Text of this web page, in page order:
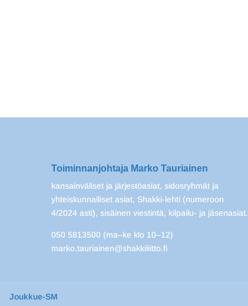
Toiminnanjohtaja Marko Tauriainen
kansainväliset ja järjestöasiat, sidosryhmät ja
yhteiskunnalliset asiat, Shakki-lehti (numeroon
4/2024 asti), sisäinen viestintä, kilpailu- ja jäsenasiat.
050 5813500 (ma–ke klo 10–12)
marko.tauriainen@shakkiliitto.fi
Joukkue-SM